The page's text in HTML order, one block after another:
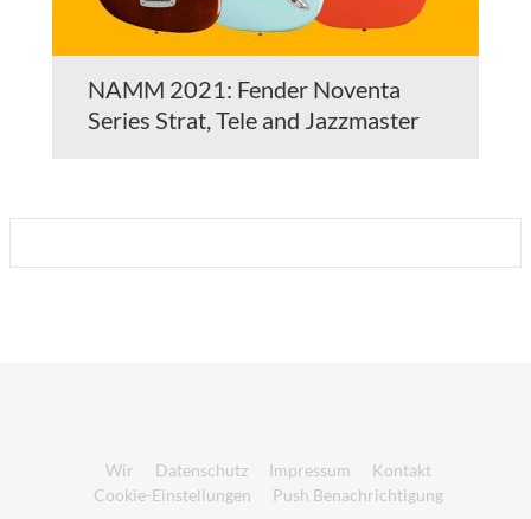
NAMM 2021: Fender Noventa
Series Strat, Tele and Jazzmaster
Wir Datenschutz Impressum
Kontakt
Cookie-Einstellungen
Push Benachrichtigung